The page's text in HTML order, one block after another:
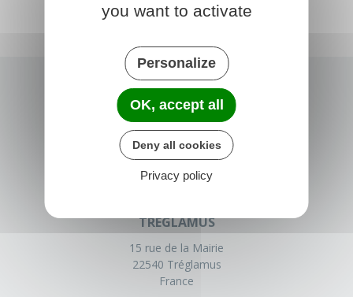
TRÉGLAMUS
15 rue de la Mairie
22540 Tréglamus
France
you want to activate
Personalize
OK, accept all
Deny all cookies
Privacy policy